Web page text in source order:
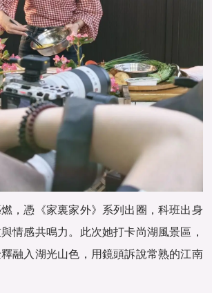
，憑《家裏家外》系列出圈，科班出身
情感共鳴力。此次她打卡尚湖風景區，
融入湖光山色，用鏡頭訴說常熟的江南